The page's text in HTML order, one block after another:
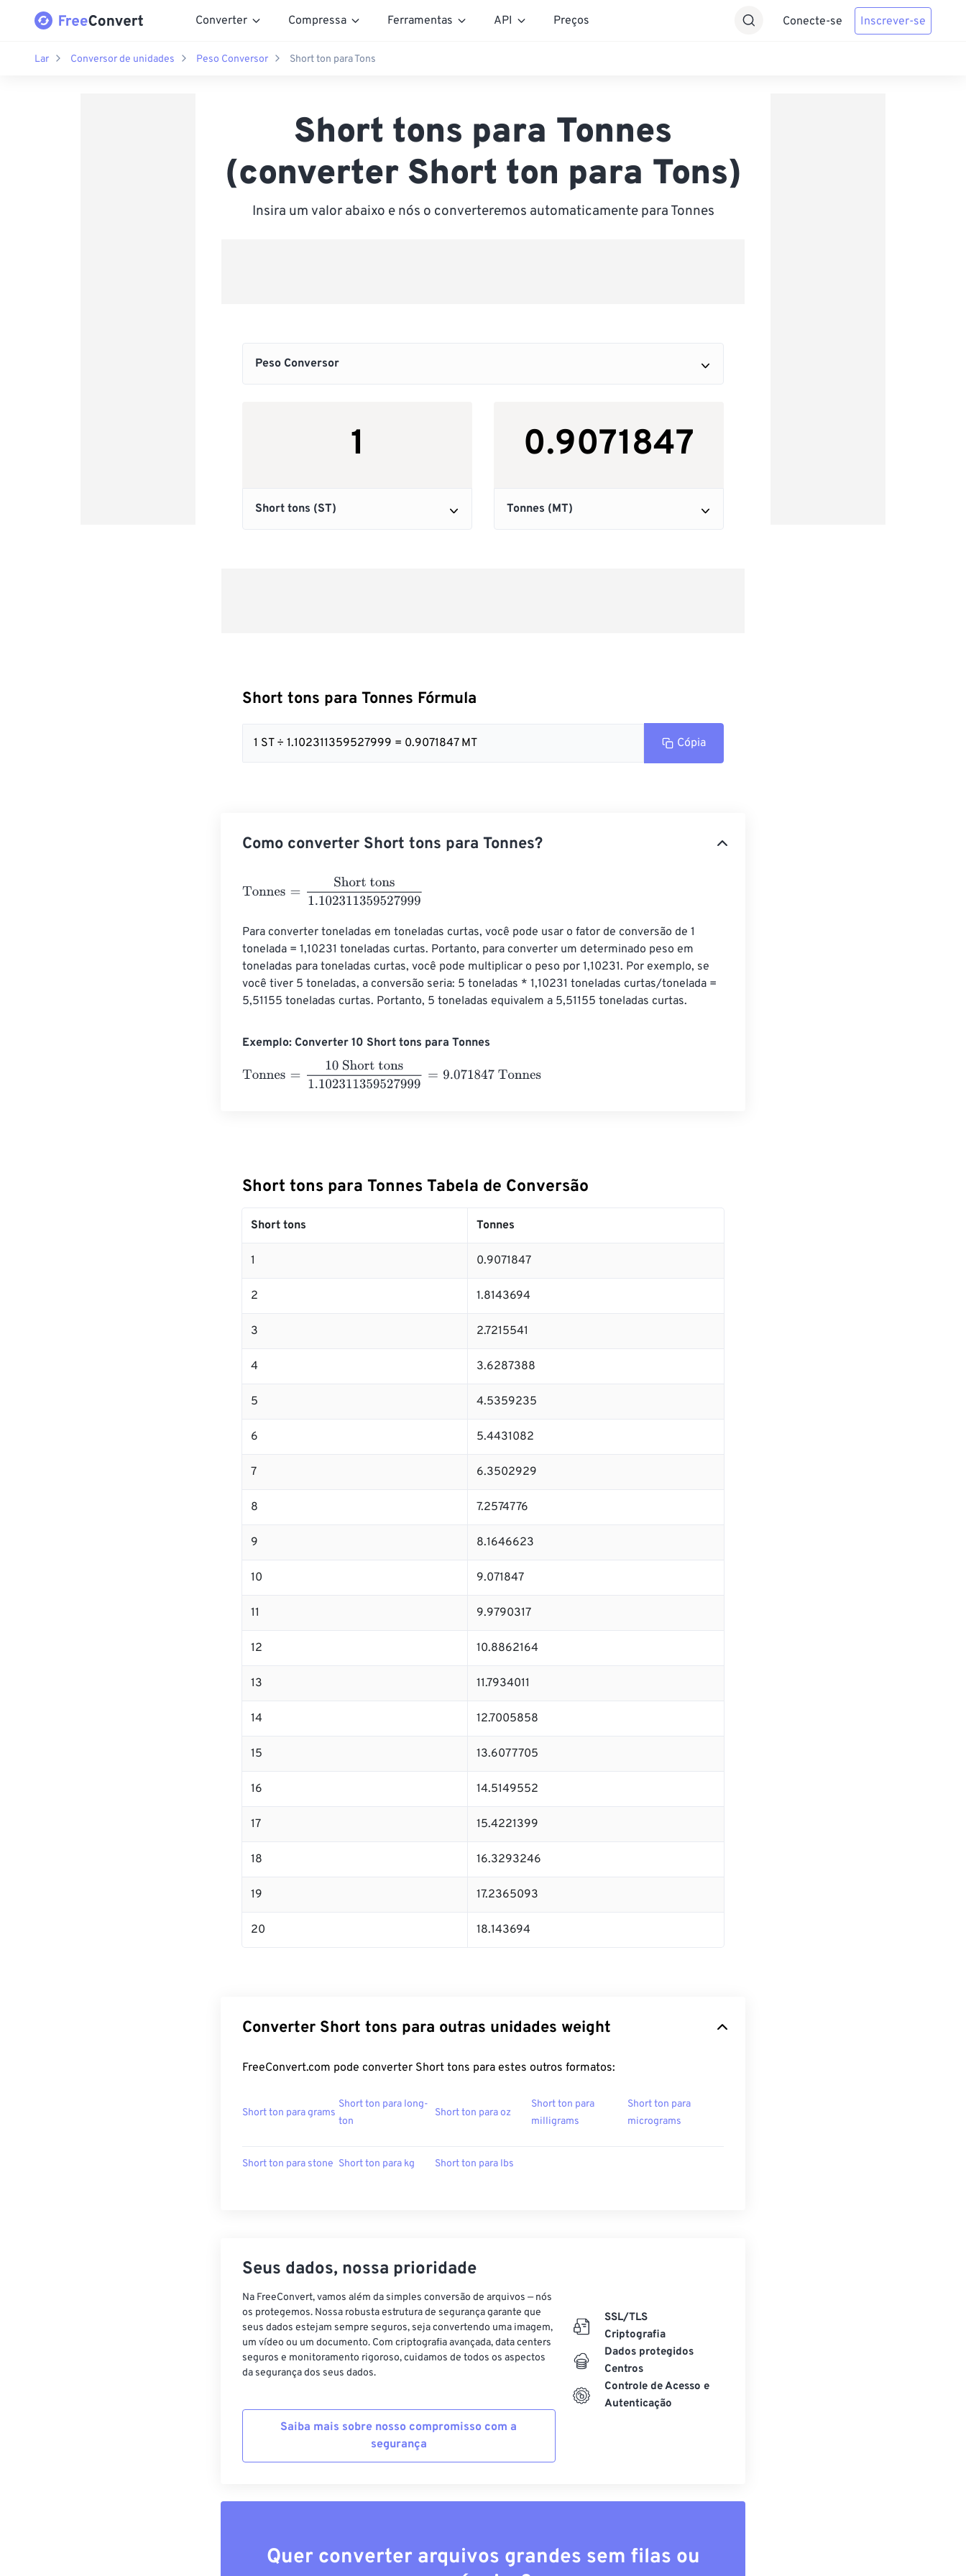
Converter Compressa Ferramentas API Preços Conecte-se Inscrever-se
Lar Conversor de unidades Peso Conversor Short ton para Tons
Short tons para Tonnes
(converter Short ton para Tons)
Insira um valor abaixo e nós o converteremos automaticamente para Tonnes
Short tons para Tonnes Fórmula
1 ST ÷ 1.102311359527999 = 0.9071847 MT Cópia
Como converter Short tons para Tonnes?
Tonnes Short tons1.102311359527999
Para converter toneladas em toneladas curtas, você pode usar o fator de conversão de 1
tonelada = 1,10231 toneladas curtas. Portanto, para converter um determinado peso em
toneladas para toneladas curtas, você pode multiplicar o peso por 1,10231. Por exemplo, se
você tiver 5 toneladas, a conversão seria: 5 toneladas * 1,10231 toneladas curtas/tonelada =
5,51155 toneladas curtas. Portanto, 5 toneladas equivalem a 5,51155 toneladas curtas.
Exemplo: Converter 10 Short tons para Tonnes
Tonnes
10 Short tons1.102311359527999=9.071847
Short tons para Tonnes Tabela de Conversão
Short tons Tonnes
1 0.9071847
2 1.8143694
3 2.7215541
4 3.6287388
5 4.5359235
6 5.4431082
7 6.3502929
8 7.2574776
9 8.1646623
10 9.071847
11 9.9790317
12 10.8862164
13 11.7934011
14 12.7005858
15 13.6077705
16 14.5149552
17 15.4221399
18 16.3293246
19 17.2365093
20 18.143694
Converter Short tons para outras unidades weight
FreeConvert.com pode converter Short tons para estes outros formatos:
Short ton para grams
Short ton para long-
ton
Short ton para oz
Short ton para
milligrams
Short ton para
micrograms
Short ton para stone Short ton para kg Short ton para lbs
Seus dados, nossa prioridade
Na FreeConvert, vamos além da simples conversão de arquivos — nós
os protegemos. Nossa robusta estrutura de segurança garante que
seus dados estejam sempre seguros, seja convertendo uma imagem,
um vídeo ou um documento. Com criptografia avançada, data centers
seguros e monitoramento rigoroso, cuidamos de todos os aspectos
da segurança dos seus dados.
Saiba mais sobre nosso compromisso com a
segurança
SSL/TLS
Criptografia
Dados protegidos
Centros
Controle de Acesso e
Autenticação
Quer converter arquivos grandes sem filas ou